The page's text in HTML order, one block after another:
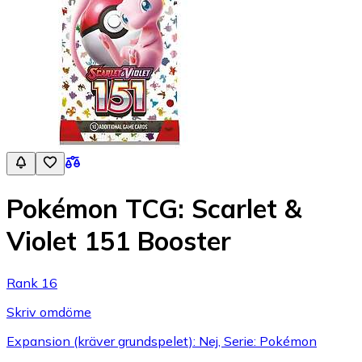
Pokémon TCG: Scarlet &
Violet 151 Booster
Rank 16
Skriv omdöme
Expansion (kräver grundspelet): Nej, Serie: Pokémon